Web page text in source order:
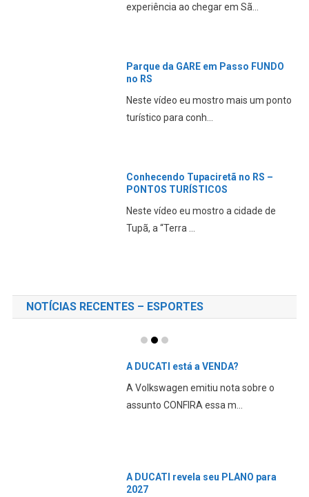
experiência ao chegar em Sã...
Parque da GARE em Passo FUNDO
no RS
Neste vídeo eu mostro mais um ponto
turístico para conh...
Conhecendo Tupaciretã no RS –
PONTOS TURÍSTICOS
Neste vídeo eu mostro a cidade de
Tupã, a “Terra ...
NOTÍCIAS RECENTES – ESPORTES
A DUCATI está a VENDA?
A Volkswagen emitiu nota sobre o
assunto CONFIRA essa m...
A DUCATI revela seu PLANO para
2027